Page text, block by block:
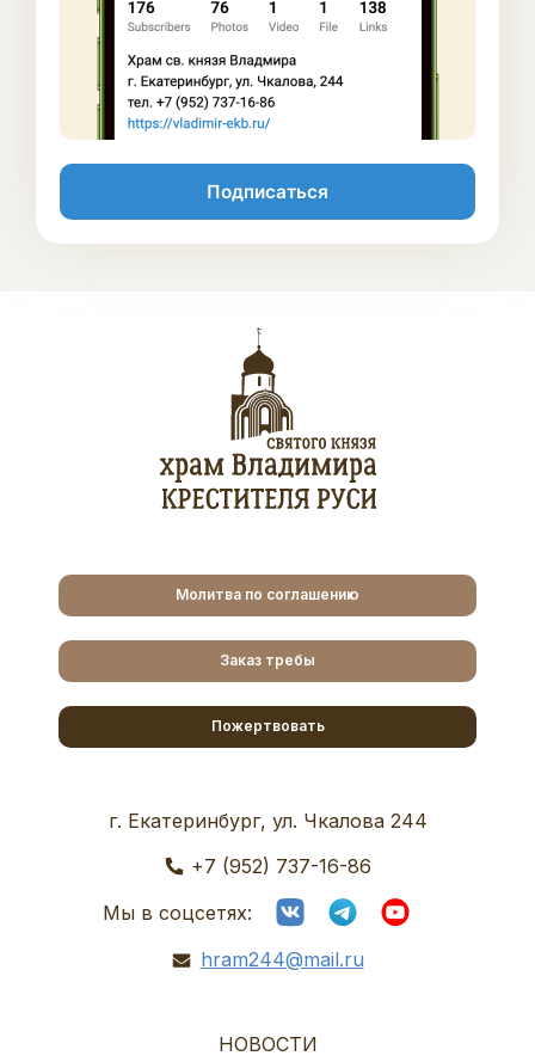
Подписаться
Молитва по соглашению
Заказ требы
Пожертвовать
г. Екатеринбург, ул. Чкалова 244
+7 (952) 737-16-86
Мы в соцсетях:
hram244@mail.ru
НОВОСТИ